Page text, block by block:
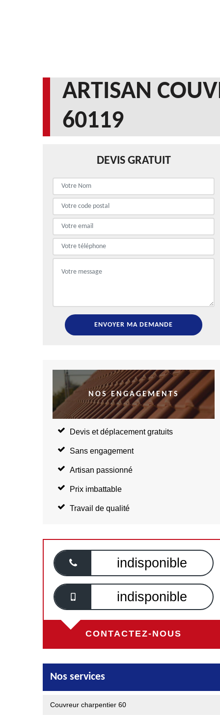
ARTISAN
60119
DEVIS GRATUIT
NOS ENGAGEMENTS
Devis et déplacement gratuits
Sans engagement
Artisan passionné
Prix imbattable
Travail de qualité
indisponible
indisponible
CONTACTEZ-NOUS
Nos services
Couvreur charpentier 60